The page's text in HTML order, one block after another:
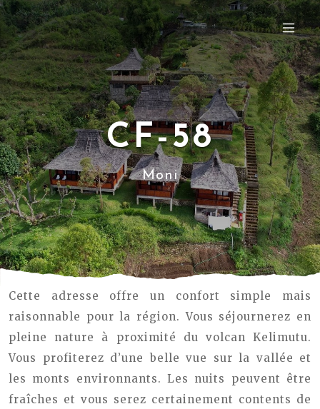
CF-58
Moni
Cette adresse offre un confort simple mais
raisonnable pour la région. Vous séjournerez en
pleine nature à proximité du volcan Kelimutu.
Vous profiterez d’une belle vue sur la vallée et
les monts environnants. Les nuits peuvent être
fraîches et vous serez certainement contents de